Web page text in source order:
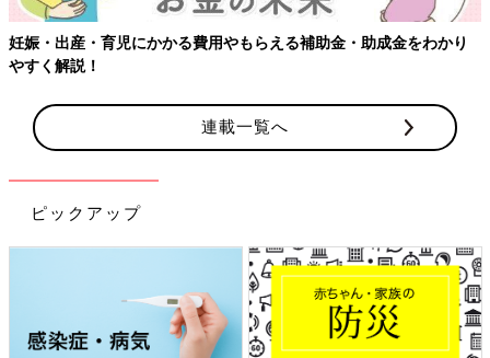
妊娠・出産・育児にかかる費用やもらえる補助金・助成金をわかり
やすく解説！
連載一覧へ
ピックアップ